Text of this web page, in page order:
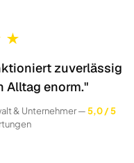
★
zuverlässig
Alltag enorm."
& Unternehmer —5,0 / 5